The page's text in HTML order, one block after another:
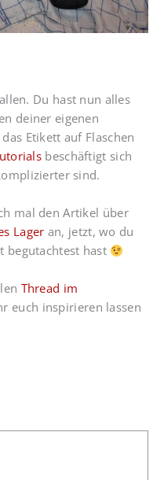
Du hast nun alles
deiner eigenen
Etikett auf Flaschen
beschäftigt sich
sind.
mal den Artikel über
Lager an, jetzt, wo du
begutachtest hast
Thread im
euch inspirieren lassen